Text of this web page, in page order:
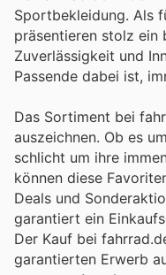
Sportbekleidung. Als
präsentieren stolz ein
Zuverlässigkeit und
Passende dabei ist,
Das Sortiment bei
auszeichnen. Ob es
schlicht um ihre
können diese
Deals und
garantiert ein
Der Kauf bei
garantierten Erwerb